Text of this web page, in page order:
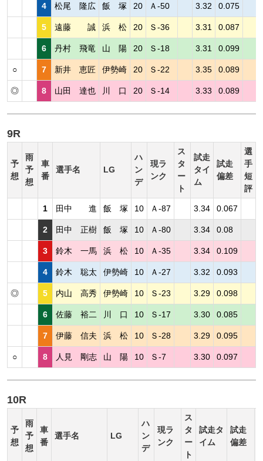
4 松尾 隆広 飯 塚 20 Ａ-50 3.32 0.075
5 遠藤 誠 浜 松 20 Ｓ-36 3.31 0.087
6 丹村 飛竜 山 陽 20 Ｓ-18 3.31 0.099
○ 7 新井 恵匠 伊勢崎 20 Ｓ-22 3.35 0.089
◎ 8 山田 達也 川 口 20 Ｓ-14 3.33 0.089
9R
予
想
雨
予
想
車
番
選手名 LG
ハ
ン
デ
現ラ
ンク
ス
タ
ー
ト
試走
タイ
ム
試走
偏差
選
手
短
評
1 田中 進 飯 塚 10 Ａ-87 3.34 0.067
2 田中 正樹 飯 塚 10 Ａ-80 3.34 0.08
3 鈴木 一馬 浜 松 10 Ａ-35 3.34 0.109
4 鈴木 聡太 伊勢崎 10 Ａ-27 3.32 0.093
◎ 5 内山 高秀 伊勢崎 10 Ｓ-23 3.29 0.098
6 佐藤 裕二 川 口 10 Ｓ-17 3.30 0.085
7 伊藤 信夫 浜 松 10 Ｓ-28 3.29 0.095
○ 8 人見 剛志 山 陽 10 Ｓ-7 3.30 0.097
10R
予
想
雨
予
想
車
番
選手名 LG
ハ
ン
デ
現ラ
ンク
ス
タ
ー
ト
試走タ
イム
試走
偏差